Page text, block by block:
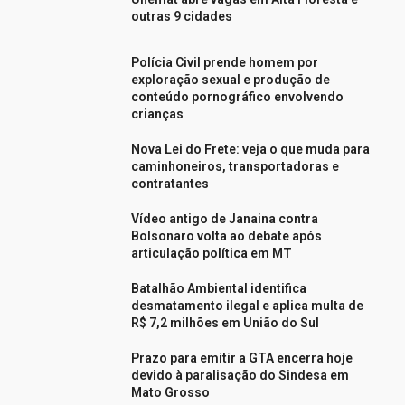
outras 9 cidades
Polícia Civil prende homem por
exploração sexual e produção de
conteúdo pornográfico envolvendo
crianças
Nova Lei do Frete: veja o que muda para
caminhoneiros, transportadoras e
contratantes
Vídeo antigo de Janaina contra
Bolsonaro volta ao debate após
articulação política em MT
Batalhão Ambiental identifica
desmatamento ilegal e aplica multa de
R$ 7,2 milhões em União do Sul
Prazo para emitir a GTA encerra hoje
devido à paralisação do Sindesa em
Mato Grosso